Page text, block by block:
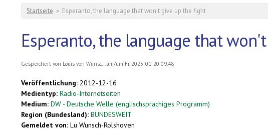
Sie sind hier
Startseite » Esperanto, the language that won't give up the fight
Esperanto, the language that
Gespeichert von Louis von Wunsc...am/um Fr, 2023-01-20 09:48
Veröffentlichung: 2012-12-16
Medientyp: Radio-Internetseiten
Medium: DW - Deutsche Welle (englischsprachiges Programm)
Region (Bundesland): BUNDESWEIT
Gemeldet von: Lu Wunsch-Rolshoven